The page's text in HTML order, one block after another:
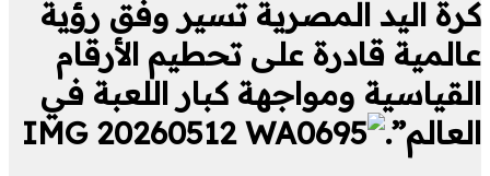
كرة اليد المصرية تسير وفق رؤية
عالمية قادرة على تحطيم الأرقام
القياسية ومواجهة كبار اللعبة في
العالم”.